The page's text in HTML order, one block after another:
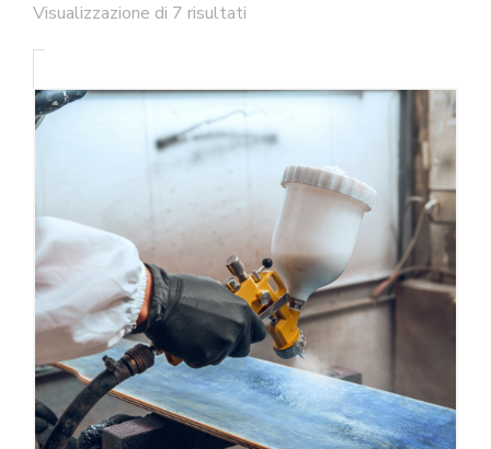
Visualizzazione di 7 risultati